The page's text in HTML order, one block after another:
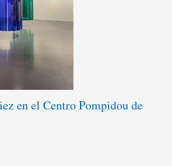
en el Centro Pompidou de